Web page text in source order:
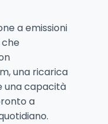
a emissioni
una ricarica
una capacità
a